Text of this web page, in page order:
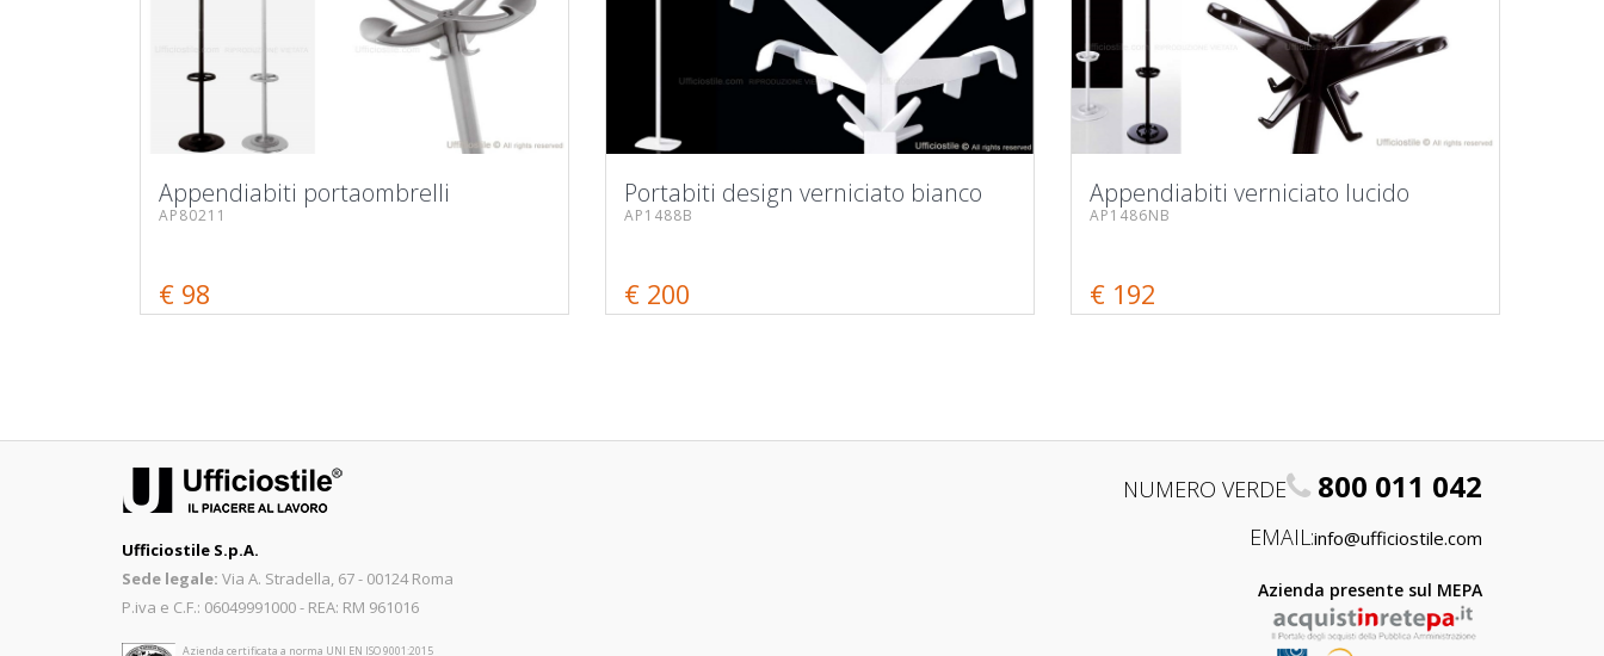
Appendiabiti portaombrelli
AP80211
€ 98
Portabiti design verniciato bianco
AP1488B
€ 200
Appendiabiti verniciato lucido
AP1486NB
€ 192
Ufficiostile S.p.A.
Sede legale: Via A. Stradella, 67 - 00124 Roma
P.iva e C.F.: 06049991000 - REA: RM 961016
Azienda certificata a norma UNI EN ISO 9001:2015
NUMERO VERDE 800 011 042
EMAIL:info@ufficiostile.com
Azienda presente sul MEPA